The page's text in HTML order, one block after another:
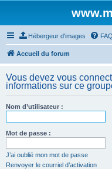
Hébergeur d'images FAQ
Accueil du forum
Vous devez vous
informations sur ce
Nom d’utilisateur :
Mot de passe :
J’ai oublié mon mot de passe
Renvoyer le courriel d’activation